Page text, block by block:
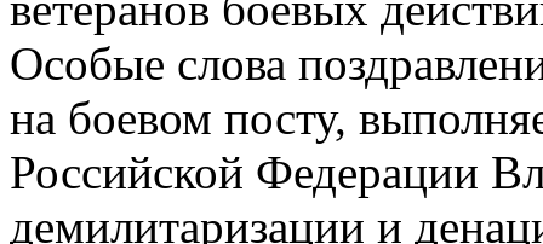
Особые слова
на боевом посту,
Российской Федерации
демилитаризации и